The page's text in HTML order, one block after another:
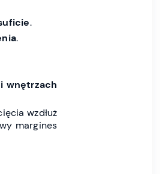
.
.
wnętrzach
wzdłuż
margines